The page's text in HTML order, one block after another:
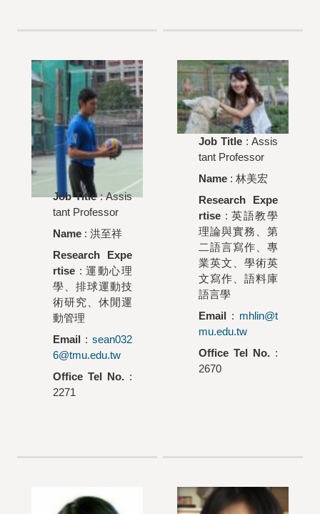
Job Title : Assis
tant Professor
Name :洪至祥
Research Expe
rtise : 運動心理
學、排球運動技
術研究、休閒運
動管理
Email : sean032
6@tmu.edu.tw
Office Tel No. :
2271
Job Title : Assis
tant Professor
Name :林美宏
Research Expe
rtise : 英語教學
理論與實務、第
二語言寫作、專
業英文、學術英
文寫作、語料庫
語言學
Email : mhlin@t
mu.edu.tw
Office Tel No. :
2670